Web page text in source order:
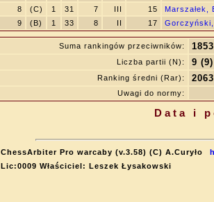
8
(C) 1 31 7 III 15
Marszałek,
9
(B) 1 33 8 II 17
Suma rankingów przeciwników:
Liczba partii (N): 9 (9)
Ranking średni (Rar): 2063
Uwagi do normy:
Data i
ChessArbiter Pro warcaby (v.3.58) (C) A.Curyło
Lic:0009 Właściciel: Leszek Łysakowski